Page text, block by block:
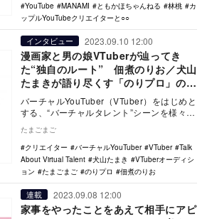
YouTube
MANAMI ともかほちゃんねる 林桃
カ
ップルYouTubeクリエイターと○○
インタビュー 2023.09.10 12:00
漫画家と男の娘VTuberが辿ってき
た“独自のルート” 佃煮のりお／犬山
たまきが語り尽くす「のりプロ」のこ
れまでとこれから
バーチャルYouTuber（VTuber）をはじめと
する、“バーチャルタレント”シーンを様々な
たまごまご
クリエイター
バーチャルYouTuber VTuber
Talk
About Virtual Talent
犬山たまき
VTuberオーディシ
ョン
たまごまご のりプロ 佃煮のりお
連載 2023.09.08 12:00
家事をやったことをあえて相手にアピ